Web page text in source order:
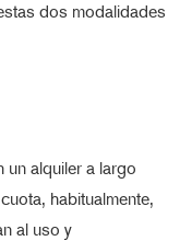
dos modalidades
un alquiler a largo
habitualmente,
al uso y